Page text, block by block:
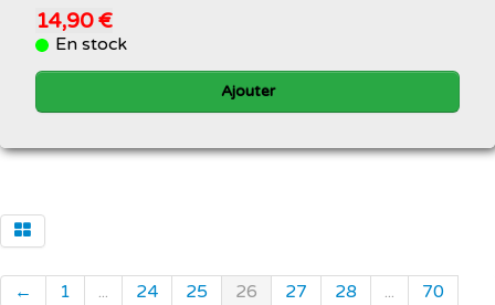
14,90 €
En stock
Ajouter
← 1 ... 24 25 26 27 28 ...
70